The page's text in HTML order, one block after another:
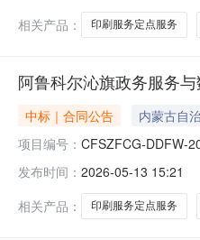
相关产品：
印刷服务定点服务
阿鲁科尔沁旗政务服务
中标｜合同公告 内蒙古自
项目编号： CFSZFCG-DDFW-
发布时间： 2026-05-13 15:21
相关产品：
印刷服务定点服务